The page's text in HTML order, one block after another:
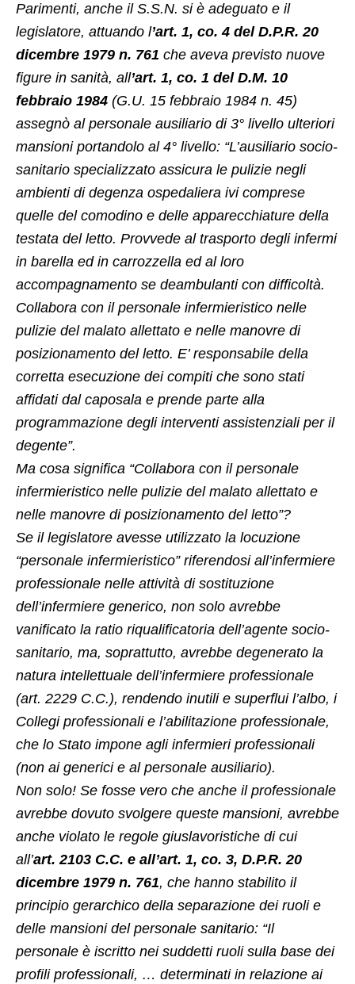
Parimenti, anche il S.S.N. si è adeguato e il
legislatore, attuando l’art. 1, co. 4 del D.P.R. 20
dicembre 1979 n. 761 che aveva previsto nuove
figure in sanità, all’art. 1, co. 1 del D.M. 10
febbraio 1984 (G.U. 15 febbraio 1984 n. 45)
assegnò al personale ausiliario di 3° livello ulteriori
mansioni portandolo al 4° livello: “L’ausiliario socio-
sanitario specializzato assicura le pulizie negli
ambienti di degenza ospedaliera ivi comprese
quelle del comodino e delle apparecchiature della
testata del letto. Provvede al trasporto degli infermi
in barella ed in carrozzella ed al loro
accompagnamento se deambulanti con difficoltà.
Collabora con il personale infermieristico nelle
pulizie del malato allettato e nelle manovre di
posizionamento del letto. E’ responsabile della
corretta esecuzione dei compiti che sono stati
affidati dal caposala e prende parte alla
programmazione degli interventi assistenziali per il
degente”.
Ma cosa significa “Collabora con il personale
infermieristico nelle pulizie del malato allettato e
nelle manovre di posizionamento del letto”?
Se il legislatore avesse utilizzato la locuzione
“personale infermieristico” riferendosi all’infermiere
professionale nelle attività di sostituzione
dell’infermiere generico, non solo avrebbe
vanificato la ratio riqualificatoria dell’agente socio-
sanitario, ma, soprattutto, avrebbe degenerato la
natura intellettuale dell’infermiere professionale
(art. 2229 C.C.), rendendo inutili e superflui l’albo, i
Collegi professionali e l’abilitazione professionale,
che lo Stato impone agli infermieri professionali
(non ai generici e al personale ausiliario).
Non solo! Se fosse vero che anche il professionale
avrebbe dovuto svolgere queste mansioni, avrebbe
anche violato le regole giuslavoristiche di cui
all’art. 2103 C.C. e all’art. 1, co. 3, D.P.R. 20
dicembre 1979 n. 761, che hanno stabilito il
principio gerarchico della separazione dei ruoli e
delle mansioni del personale sanitario: “Il
personale è iscritto nei suddetti ruoli sulla base dei
profili professionali, … determinati in relazione ai